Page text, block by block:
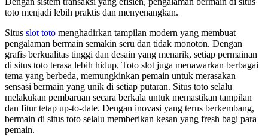
toto menjadi lebih praktis dan menyenangkan.
Situs slot toto menghadirkan tampilan modern yang membuat
pengalaman bermain semakin seru dan tidak monoton. Dengan
grafis berkualitas tinggi dan desain yang menarik, setiap permainan
di situs toto terasa lebih hidup. Toto slot juga menawarkan berbagai
tema yang berbeda, memungkinkan pemain untuk merasakan
sensasi bermain yang unik di setiap putaran. Situs toto selalu
melakukan pembaruan secara berkala untuk memastikan tampilan
dan fitur tetap up-to-date. Dengan inovasi yang terus berkembang,
bermain di situs toto selalu memberikan kesan yang fresh bagi para
pemain.